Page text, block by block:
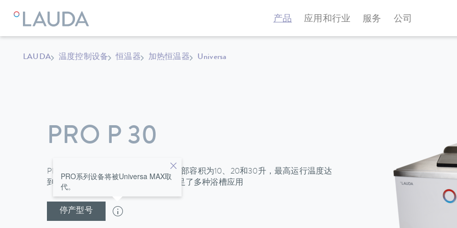
产品 应用和行业 服务 公司
LAUDA 温度控制设备 恒温器 加热恒温器 Universa
PRO P 30
PRO加热恒温器P10、P20和P30，内部容积为10、20和30升，最高运行温度达
到250°C；产品优秀的温度稳定性满足了多种浴槽应用
停产型号
PRO系列设备将被Universa MAX取
代。